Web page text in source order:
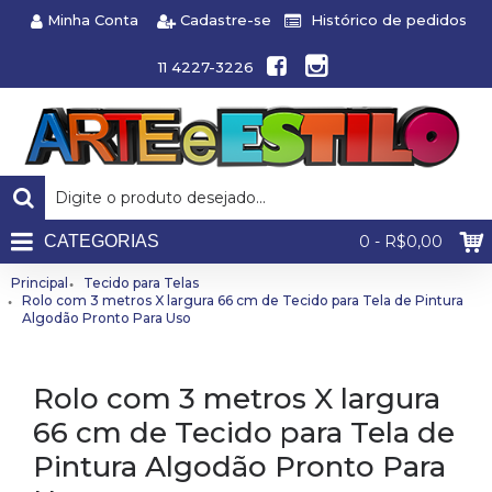
Minha Conta Cadastre-se Histórico de pedidos
11 4227-3226
0 - R$0,00
CATEGORIAS
Principal
Tecido para Telas
Rolo com 3 metros X largura 66 cm de Tecido para Tela de Pintura
Algodão Pronto Para Uso
Rolo com 3 metros X largura
66 cm de Tecido para Tela de
Pintura Algodão Pronto Para